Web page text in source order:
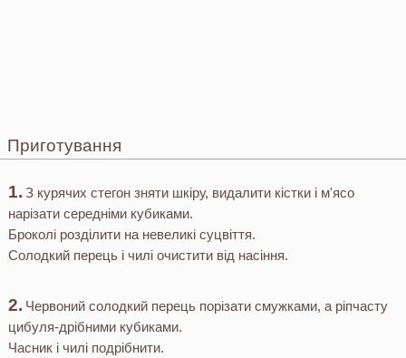
Приготування
З курячих стегон зняти шкіру, видалити кістки і м'ясо
нарізати середніми кубиками.
Броколі розділити на невеликі суцвіття.
Солодкий перець і чилі очистити від насіння.
Червоний солодкий перець порізати смужками, а ріпчасту
цибуля-дрібними кубиками.
Часник і чилі подрібнити.